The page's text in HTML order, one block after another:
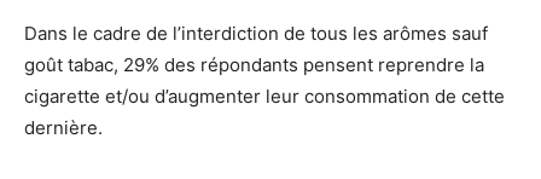
Dans le cadre de l’interdiction de tous les arômes sauf
goût tabac, 29% des répondants pensent reprendre la
cigarette et/ou d’augmenter leur consommation de cette
dernière.